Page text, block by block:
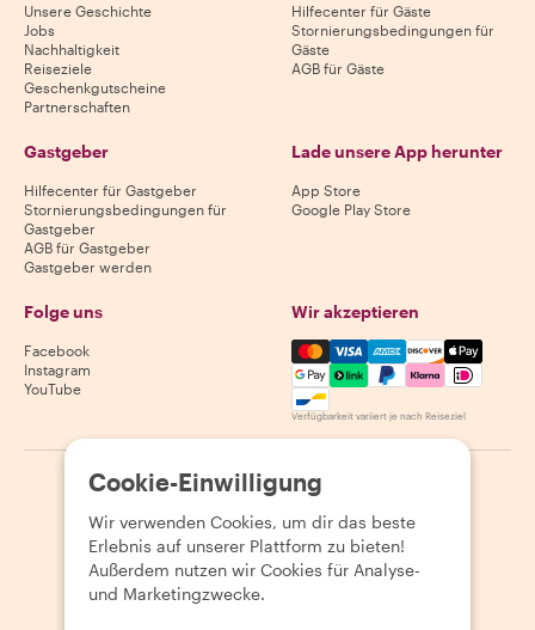
Unsere Geschichte
Jobs
Nachhaltigkeit
Reiseziele
Geschenkgutscheine
Partnerschaften
Hilfecenter für Gäste
Stornierungsbedingungen für
Gäste
AGB für Gäste
Gastgeber
Hilfecenter für Gastgeber
Stornierungsbedingungen für
Gastgeber
AGB für Gastgeber
Gastgeber werden
Lade unsere App herunter
App Store
Google Play Store
Folge uns
Facebook
Instagram
YouTube
Wir akzeptieren
Mastercard, Visa, Amex,
Verfügbarkeit variiert je nach Reiseziel
2026 Withlocals.com | Datenschutzerklärung
Seitenübersicht
Cookie-Einwilligung
Wir verwenden Cookies, um dir das beste
Erlebnis auf unserer Plattform zu bieten!
Außerdem nutzen wir Cookies für Analyse-
und Marketingzwecke.